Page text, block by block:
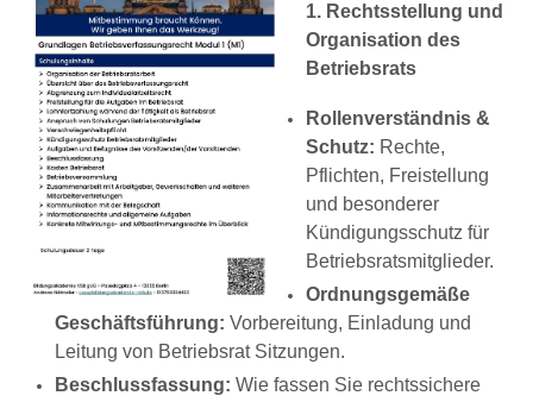
1. Rechtsstellung und
Organisation des
Betriebsrats
Rollenverständnis &
Schutz: Rechte,
Pflichten, Freistellung
und besonderer
Kündigungsschutz für
Betriebsratsmitglieder.
Ordnungsgemäße
Geschäftsführung: Vorbereitung, Einladung und
Leitung von Betriebsrat Sitzungen.
Beschlussfassung: Wie fassen Sie rechtssichere